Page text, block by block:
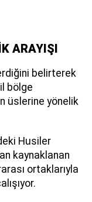
ARAYIŞI
belirterek
bölge
üslerine yönelik
Husiler
kaynaklanan
ortaklarıyla